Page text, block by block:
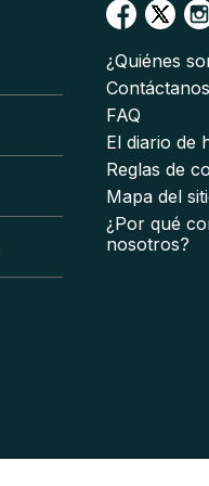
¿Quiénes
Contáctanos
FAQ
El diario de
Reglas de
Mapa del
¿Por qué
nosotros?